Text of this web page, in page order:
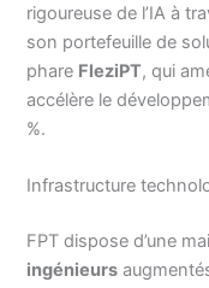
rigoureuse de l’IA à
son portefeuille de
phare FleziPT, qui
accélère le
%.
Infrastructure
FPT dispose d’une
ingénieurs